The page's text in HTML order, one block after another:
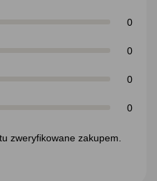
0
0
0
0
zweryfikowane zakupem.